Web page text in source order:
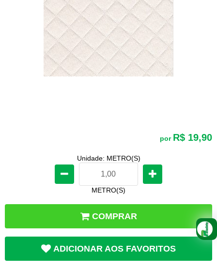
por R$ 19,90
Unidade: METRO(S)
METRO(S)
COMPRAR
ADICIONAR AOS FAVORITOS